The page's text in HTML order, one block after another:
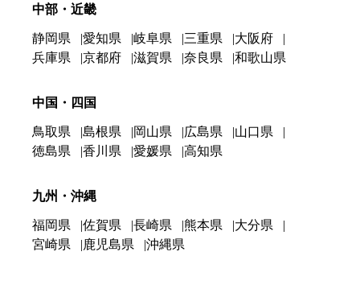
中部・近畿
静岡県 愛知県 岐阜県 三重県
大阪府
兵庫県
京都府 滋賀県 奈良県 和歌山県
中国・四国
鳥取県 島根県 岡山県 広島県
山口県
徳島県
香川県 愛媛県 高知県
九州・沖縄
福岡県 佐賀県 長崎県 熊本県
大分県
宮崎県
鹿児島県 沖縄県